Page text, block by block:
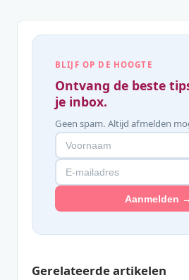
BLIJF OP DE HOOGTE
Ontvang de beste
je inbox.
Geen spam. Altijd afmelden
Aanmelden →
Gerelateerde artikelen